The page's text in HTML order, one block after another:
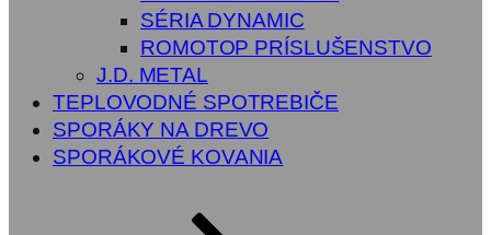
SÉRIA DYNAMIC
ROMOTOP PRÍSLUŠENSTVO
J.D. METAL
TEPLOVODNÉ SPOTREBIČE
SPORÁKY NA DREVO
SPORÁKOVÉ KOVANIA